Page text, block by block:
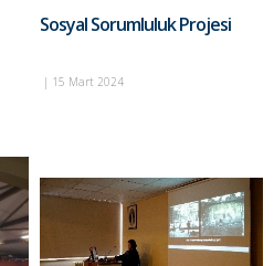
Sosyal Sorumluluk Projesi
| 15 Mart 2024